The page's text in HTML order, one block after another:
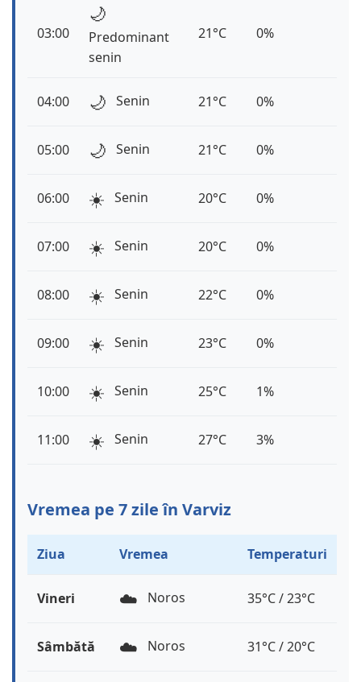
03:00
🌙
Predominant
senin
21°C 0%
04:00 🌙 Senin 21°C 0%
05:00 🌙 Senin 21°C 0%
06:00 ☀️ Senin 20°C 0%
07:00 ☀️ Senin 20°C 0%
08:00 ☀️ Senin 22°C 0%
09:00 ☀️ Senin 23°C 0%
10:00 ☀️ Senin 25°C 1%
11:00 ☀️ Senin 27°C 3%
Vremea pe 7 zile în Varviz
Ziua Vremea Temperaturi
Vineri ☁️ Noros 35°C / 23°C
Sâmbătă ☁️ Noros 31°C / 20°C